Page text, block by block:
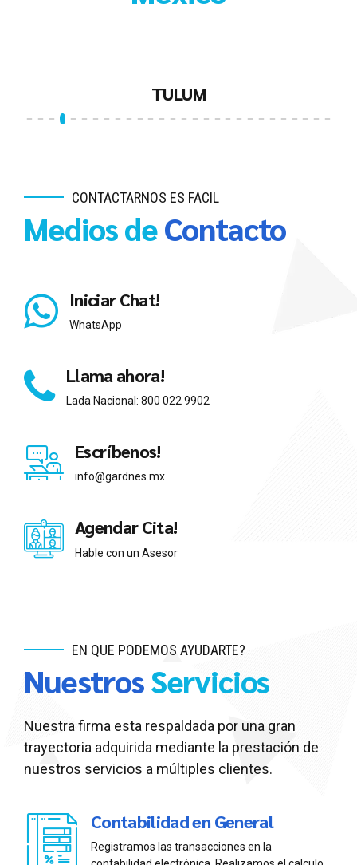
LOS CABOS
CONTACTARNOS ES FACIL
Medios deContacto
Iniciar Chat!
WhatsApp
Llama ahora!
Lada Nacional: 800 022 9902
Escríbenos!
info@gardnes.mx
Agendar Cita!
Hable con un Asesor
EN QUE PODEMOS AYUDARTE?
NuestrosServicios
Nuestra firma esta respaldada por una gran
trayectoria adquirida mediante la prestación de
nuestros servicios a múltiples clientes.
Contabilidad en General
Registramos las transacciones en la